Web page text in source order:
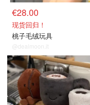
€28.00
现货回归！
桃子毛绒玩具
@dealmoon.it